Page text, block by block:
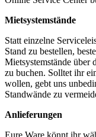
Mietsystemstände
Statt einzelne
Stand zu bestellen,
Mietsystemstände über
zu buchen. Solltet ihr
wollen, gebt uns
Standwände zu
Anlieferungen
Eure Ware könnt ihr